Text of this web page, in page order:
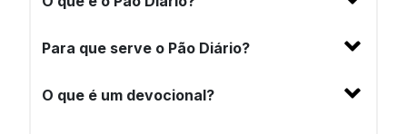
Para que serve o Pão Diário?
O que é um devocional?